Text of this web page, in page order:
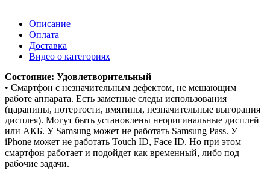
Описание
Оплата
Доставка
Видео о категориях
Состояние: Удовлетворительный
• Смартфон с незначительным дефектом, не мешающим
работе аппарата. Есть заметные следы использования
(царапины, потертости, вмятины, незначительные выгорания
дисплея). Могут быть установлены неоригинальные дисплей
или АКБ. У Samsung может не работать Samsung Pass. У
iPhone может не работать Touch ID, Face ID. Но при этом
смартфон работает и подойдет как временный, либо под
рабочие задачи.